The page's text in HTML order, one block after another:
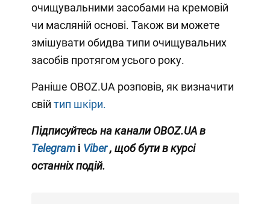
очищувальними засобами на кремовій
чи масляній основі. Також ви можете
змішувати обидва типи очищувальних
засобів протягом усього року.
Раніше OBOZ.UA розповів, як визначити
свій тип шкіри.
Підписуйтесь на канали OBOZ.UA в
Telegram і Viber , щоб бути в курсі
останніх подій.